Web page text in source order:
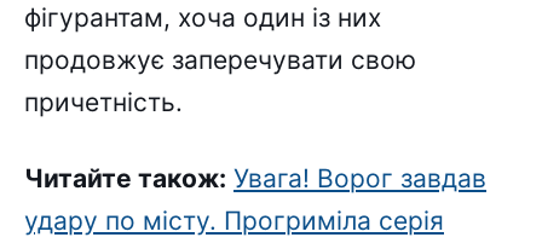
фігурантам, хоча один із них
продовжує заперечувати свою
причетність.
Читайте також: Увага! Ворог завдав
удару по місту. Прогриміла серія